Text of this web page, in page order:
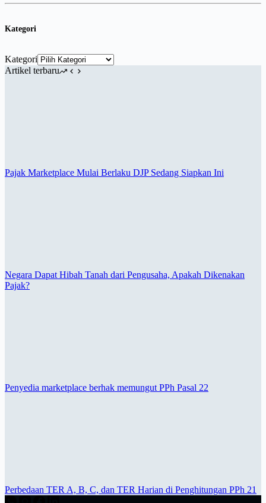
Kategori
Kategori
Artikel terbaru
Pajak Marketplace Mulai Berlaku DJP Sedang Siapkan Ini
Negara Dapat Hibah Tanah dari Pengusaha, Apakah Dikenakan
Pajak?
Penyedia marketplace berhak memungut PPh Pasal 22
Perbedaan TER A, B, C, dan TER Harian di Penghitungan PPh 21